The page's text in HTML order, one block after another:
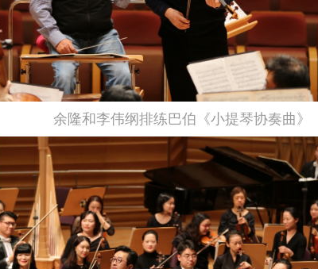
余隆和李伟纲排练巴伯《小提琴协奏曲》